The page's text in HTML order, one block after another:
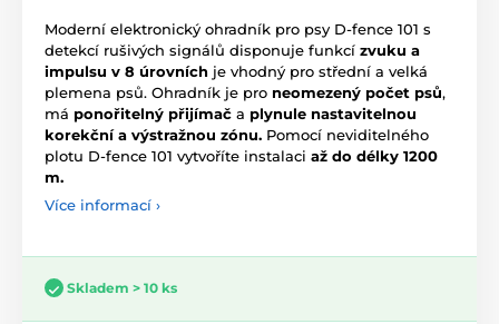
Moderní elektronický ohradník pro psy D-fence 101 s
detekcí rušivých signálů disponuje funkcí zvuku a
impulsu v 8 úrovních je vhodný pro střední a velká
plemena psů. Ohradník je pro neomezený počet psů,
má ponořitelný přijímač a plynule nastavitelnou
korekční a výstražnou zónu. Pomocí neviditelného
plotu D-fence 101 vytvoříte instalaci až do délky 1200
m.
Více informací ›
Skladem > 10 ks